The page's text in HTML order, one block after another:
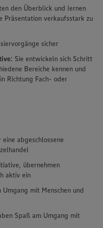
den Überblick und lernen
Präsentation verkaufsstark zu
sicher
: Sie entwickeln sich Schritt
Bereiche kennen und
Richtung Fach- oder
abgeschlossene
übernehmen
aktiv ein
Umgang mit Menschen und
Spaß am Umgang mit